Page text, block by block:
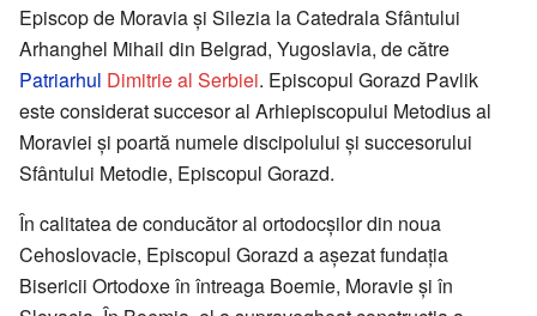
Episcop de Moravia și Silezia la Catedrala Sfântului
Arhanghel Mihail din Belgrad, Yugoslavia, de către
Patriarhul Dimitrie al Serbiei. Episcopul Gorazd Pavlik
este considerat succesor al Arhiepiscopului Metodius al
Moraviei și poartă numele discipolului și succesorului
Sfântului Metodie, Episcopul Gorazd.
În calitatea de conducător al ortodocșilor din noua
Cehoslovacie, Episcopul Gorazd a așezat fundația
Bisericii Ortodoxe în întreaga Boemie, Moravie și în